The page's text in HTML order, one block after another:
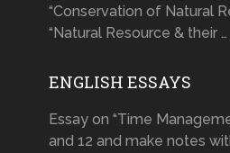
“Conservation of Natural
“Natural Resource & their …
ENGLISH ESSAYS
Essay on “Time
and 12 and make notes